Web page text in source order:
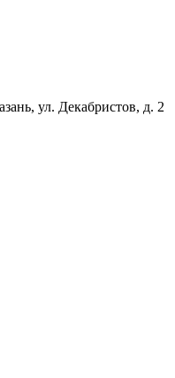
ул. Декабристов, д. 2